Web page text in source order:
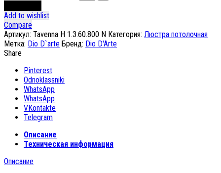
Add to wishlist
Compare
Артикул: Tavenna H 1.3.60.800 N Категория: Люстра потолочная
Метка: Dio D`arte Бренд: Dio D'Arte
Share
Pinterest
Odnoklassniki
WhatsApp
WhatsApp
VKontakte
Telegram
Описание
Техническая информация
Описание